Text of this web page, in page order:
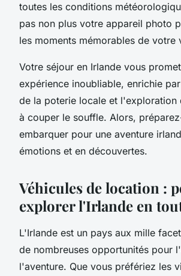
toutes les conditions
pas non plus votre appareil photo
les moments mémorables de votre
Votre séjour en Irlande vous
expérience inoubliable, enrichie
de la poterie locale et l'exploration
à couper le souffle. Alors,
embarquer pour une aventure
émotions et en découvertes.
Véhicules de location :
explorer l'Irlande en
L'Irlande est un pays aux mille
de nombreuses opportunités pour
l'aventure. Que vous préfériez les